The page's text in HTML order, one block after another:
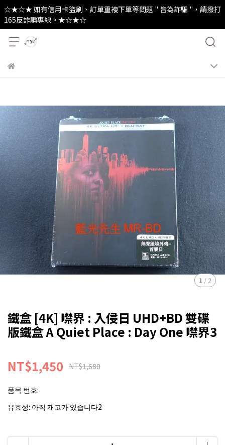
☆★☆★ 如有信用卡盜刷、訂單重複下單等問題 " 皆為詐騙 "，請撥打
165反詐騙專線。★☆★☆
1 / 2
鐵盒 [4K] 噤界 : 入侵日 UHD+BD 雙碟
版鐵盒 A Quiet Place : Day One 噤界3
NT$1,450 NT$1,680
품목 번호:
유효성: 아직 재고가 있습니다2